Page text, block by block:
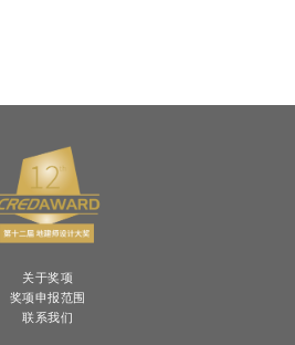
关于奖项
奖项申报范围
联系我们